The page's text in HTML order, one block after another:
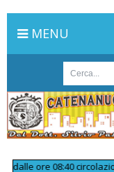
MENU
ore 08:40